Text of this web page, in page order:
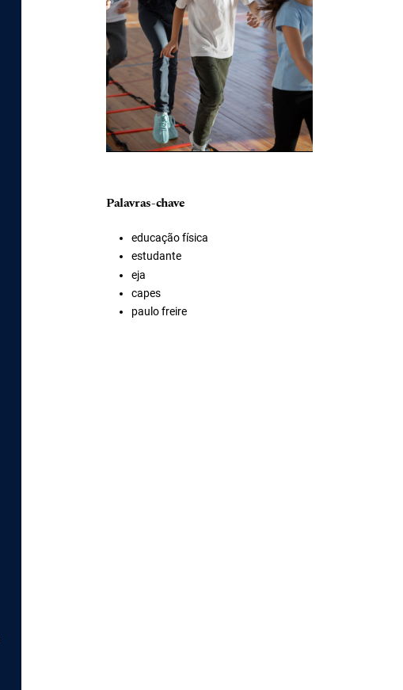
Palavras-chave
educação física
estudante
eja
capes
paulo freire